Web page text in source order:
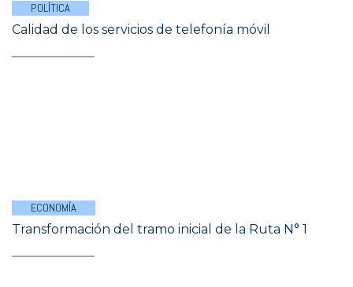
POLÍTICA
Calidad de los servicios de telefonía móvil
ECONOMÍA
Transformación del tramo inicial de la Ruta N° 1